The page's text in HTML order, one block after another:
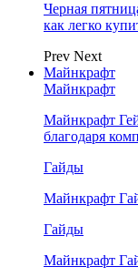
Черная
как легко
Prev Next
Майнкрафт
Майнкрафт
Майнкрафт
благодаря
Гайды
Майнкрафт
Гайды
Майнкрафт